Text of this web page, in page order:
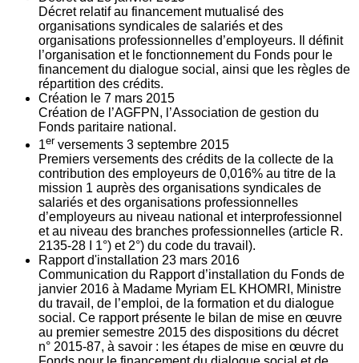
Décret relatif au financement mutualisé des
organisations syndicales de salariés et des
organisations professionnelles d’employeurs. Il définit
l’organisation et le fonctionnement du Fonds pour le
financement du dialogue social, ainsi que les règles de
répartition des crédits.
Création le 7 mars 2015
Création de l’AGFPN, l’Association de gestion du
Fonds paritaire national.
1er versements 3 septembre 2015
Premiers versements des crédits de la collecte de la
contribution des employeurs de 0,016% au titre de la
mission 1 auprès des organisations syndicales de
salariés et des organisations professionnelles
d’employeurs au niveau national et interprofessionnel
et au niveau des branches professionnelles (article R.
2135‐28 I 1°) et 2°) du code du travail).
Rapport d'installation 23 mars 2016
Communication du Rapport d’installation du Fonds de
janvier 2016 à Madame Myriam EL KHOMRI, Ministre
du travail, de l’emploi, de la formation et du dialogue
social. Ce rapport présente le bilan de mise en œuvre
au premier semestre 2015 des dispositions du décret
n° 2015-87, à savoir : les étapes de mise en œuvre du